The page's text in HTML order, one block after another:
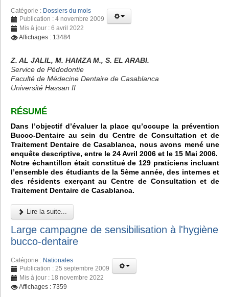
Catégorie : Dossiers du mois
Publication : 4 novembre 2009
Mis à jour : 6 avril 2022
Affichages : 13484
Z. AL JALIL, M. HAMZA M., S. EL ARABI.
Service de Pédodontie
Faculté de Médecine Dentaire de Casablanca
Université Hassan II
RÉSUMÉ
Dans l’objectif d’évaluer la place qu’occupe la prévention
Bucco-Dentaire au sein du Centre de Consultation et de
Traitement Dentaire de Casablanca, nous avons mené une
enquête descriptive, entre le 24 Avril 2006 et le 15 Mai 2006.
Notre échantillon était constitué de 129 praticiens incluant
l’ensemble des étudiants de la 5ème année, des internes et
des résidents exerçant au Centre de Consultation et de
Traitement Dentaire de Casablanca.
Lire la suite...
Large campagne de sensibilisation à l'hygiène
bucco-dentaire
Catégorie : Nationales
Publication : 25 septembre 2009
Mis à jour : 18 novembre 2022
Affichages : 7359